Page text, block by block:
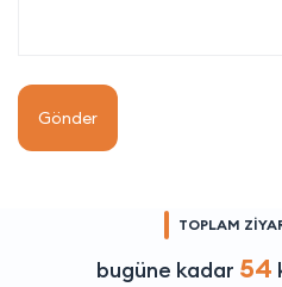
Gönder
TOPLAM
bugüne kadar 54